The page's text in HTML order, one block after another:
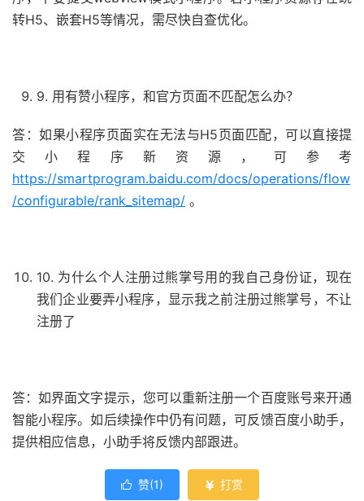
转H5、嵌套H5等情况，需尽快自查优化。
9. 用有赞小程序，和官方页面不匹配怎么办？
答：如果小程序页面实在无法与H5页面匹配，可以直接提
交小程序新资源，可参考
https://smartprogram.baidu.com/docs/operations/flow
/configurable/rank_sitemap/ 。
10. 为什么个人注册过熊掌号用的我自己身份证，现在
我们企业要弄小程序，显示我之前注册过熊掌号，不让
注册了
答：如界面文字提示，您可以重新注册一个百度账号来开通
智能小程序。如后续操作中仍有问题，可反馈百度小助手，
提供相应信息，小助手将反馈内部跟进。
 赞(1)  打赏